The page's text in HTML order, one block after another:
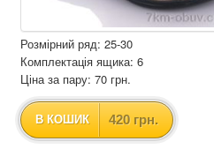
Розмірний ряд: 25-30
Комплектація ящика: 6
Ціна за пару: 70 грн.
В КОШИК 420 грн.